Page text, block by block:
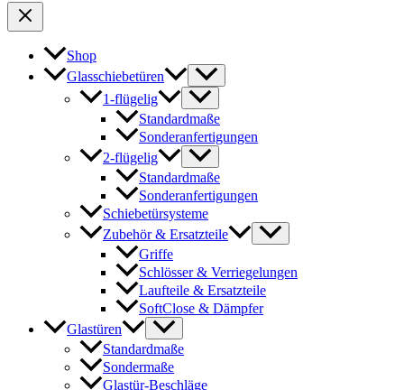
Shop
Glasschiebetüren
1-flügelig
Standardmaße
Sonderanfertigungen
2-flügelig
Standardmaße
Sonderanfertigungen
Schiebetürsysteme
Zubehör & Ersatzteile
Griffe
Schlösser & Verriegelungen
Laufteile & Ersatzteile
SoftClose & Dämpfer
Glastüren
Standardmaße
Sondermaße
Glastür-Beschläge